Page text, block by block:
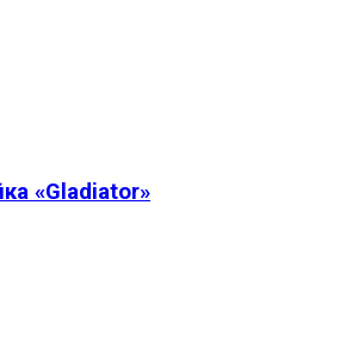
«Gladiator»